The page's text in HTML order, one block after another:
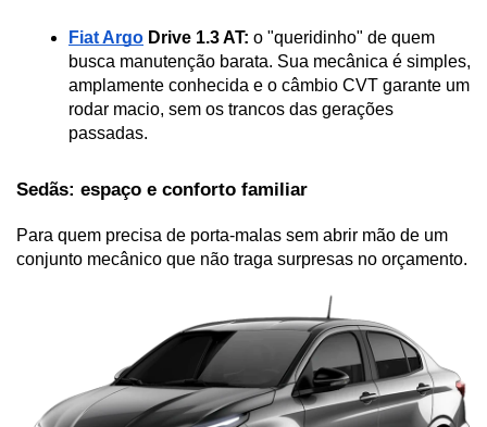
Fiat Argo Drive 1.3 AT: o "queridinho" de quem
busca manutenção barata. Sua mecânica é simples,
amplamente conhecida e o câmbio CVT garante um
rodar macio, sem os trancos das gerações
passadas.
Sedãs: espaço e conforto familiar
Para quem precisa de porta-malas sem abrir mão de um
conjunto mecânico que não traga surpresas no orçamento.